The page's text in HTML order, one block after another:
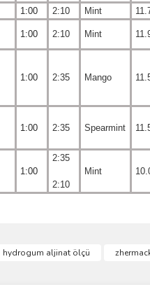
1:00 2:10 Mint
1:00 2:10 Mint
1:00 2:35 Mango
1:00 2:35 Spearmint
1:00
2:35
2:10
Mint
hydrogum aljinat ölçü